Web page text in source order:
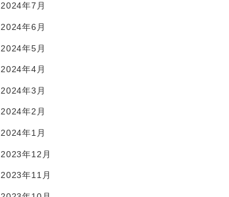
2024年7月
2024年6月
2024年5月
2024年4月
2024年3月
2024年2月
2024年1月
2023年12月
2023年11月